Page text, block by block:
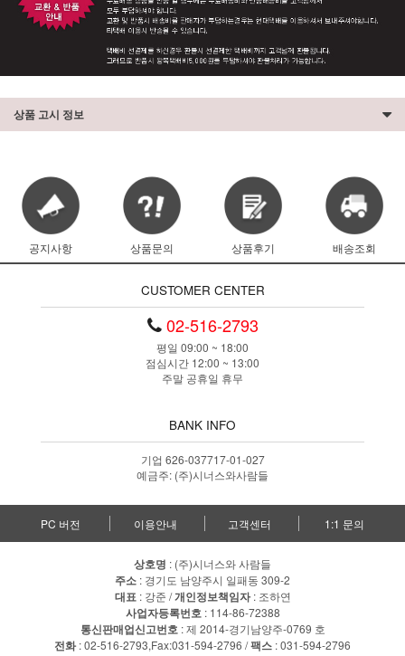
상품 고시 정보
공지사항 상품문의 상품후기 배송조회
CUSTOMER CENTER
02-516-2793
평일 09:00 ~ 18:00
점심시간 12:00 ~ 13:00
주말 공휴일 휴무
BANK INFO
기업 626-037717-01-027
예금주: (주)시너스와사람들
PC 버전 이용안내 고객센터 1:1 문의
상호명 : (주)시너스와 사람들
주소 : 경기도 남양주시 일패동 309-2
대표 : 강준 /개인정보책임자: 조하연
사업자등록번호 : 114-86-72388
통신판매업신고번호 : 제 2014-경기남양주-0769 호
전화: 02-516-2793,Fax:031-594-2796 /팩스 : 031-594-2796